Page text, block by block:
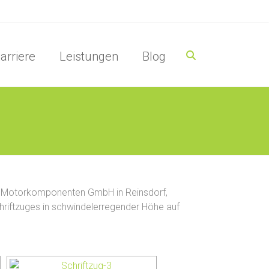
Leistungen Blog
GmbH in Reinsdorf,
in schwindelerregender Höhe auf